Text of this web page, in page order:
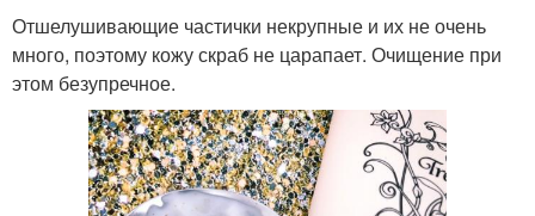
Отшелушивающие частички некрупные и их не очень
много, поэтому кожу скраб не царапает. Очищение при
этом безупречное.